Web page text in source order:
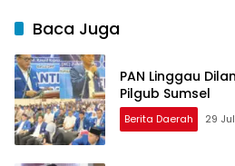
Baca Juga
PAN Linggau
Pilgub Sumsel
Berita Daerah 29